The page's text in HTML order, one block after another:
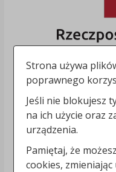
Strona używa
poprawnego
Jeśli nie blokujesz
na ich użycie oraz
urządzenia.
Pamiętaj, że
cookies,